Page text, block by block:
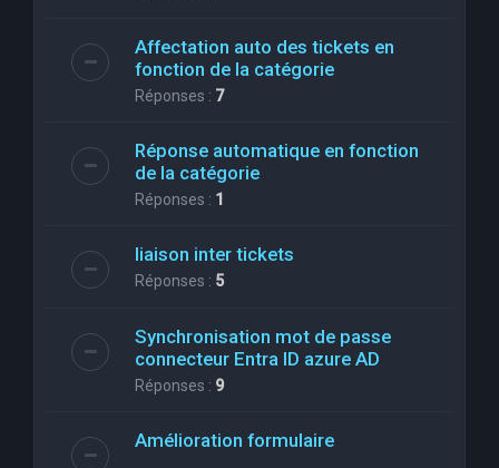
Affectation auto des tickets en
fonction de la catégorie
Réponses : 7
Réponse automatique en fonction
de la catégorie
Réponses : 1
liaison inter tickets
Réponses : 5
Synchronisation mot de passe
connecteur Entra ID azure AD
Réponses : 9
Amélioration formulaire